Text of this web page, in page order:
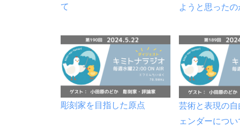
て
ようと思ったの
彫刻家を目指した原点
芸術と表現の
ェンダーについ